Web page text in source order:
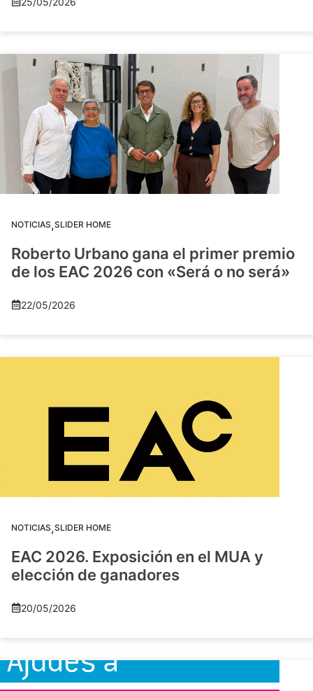
NOTICIAS,SLIDER HOME
Roberto Urbano gana el primer premio
de los EAC 2026 con «Será o no será»
22/05/2026
NOTICIAS,SLIDER HOME
EAC 2026. Exposición en el MUA y
elección de ganadores
20/05/2026